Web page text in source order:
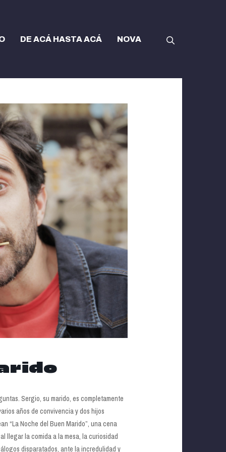
DE ACÁ HASTA ACÁ NOVA
Sergio, su marido, es completamente
años de convivencia y dos hijos
“La Noche del Buen Marido”, una cena
llegar la comida a la mesa, la curiosidad
disparatados, ante la incredulidad y